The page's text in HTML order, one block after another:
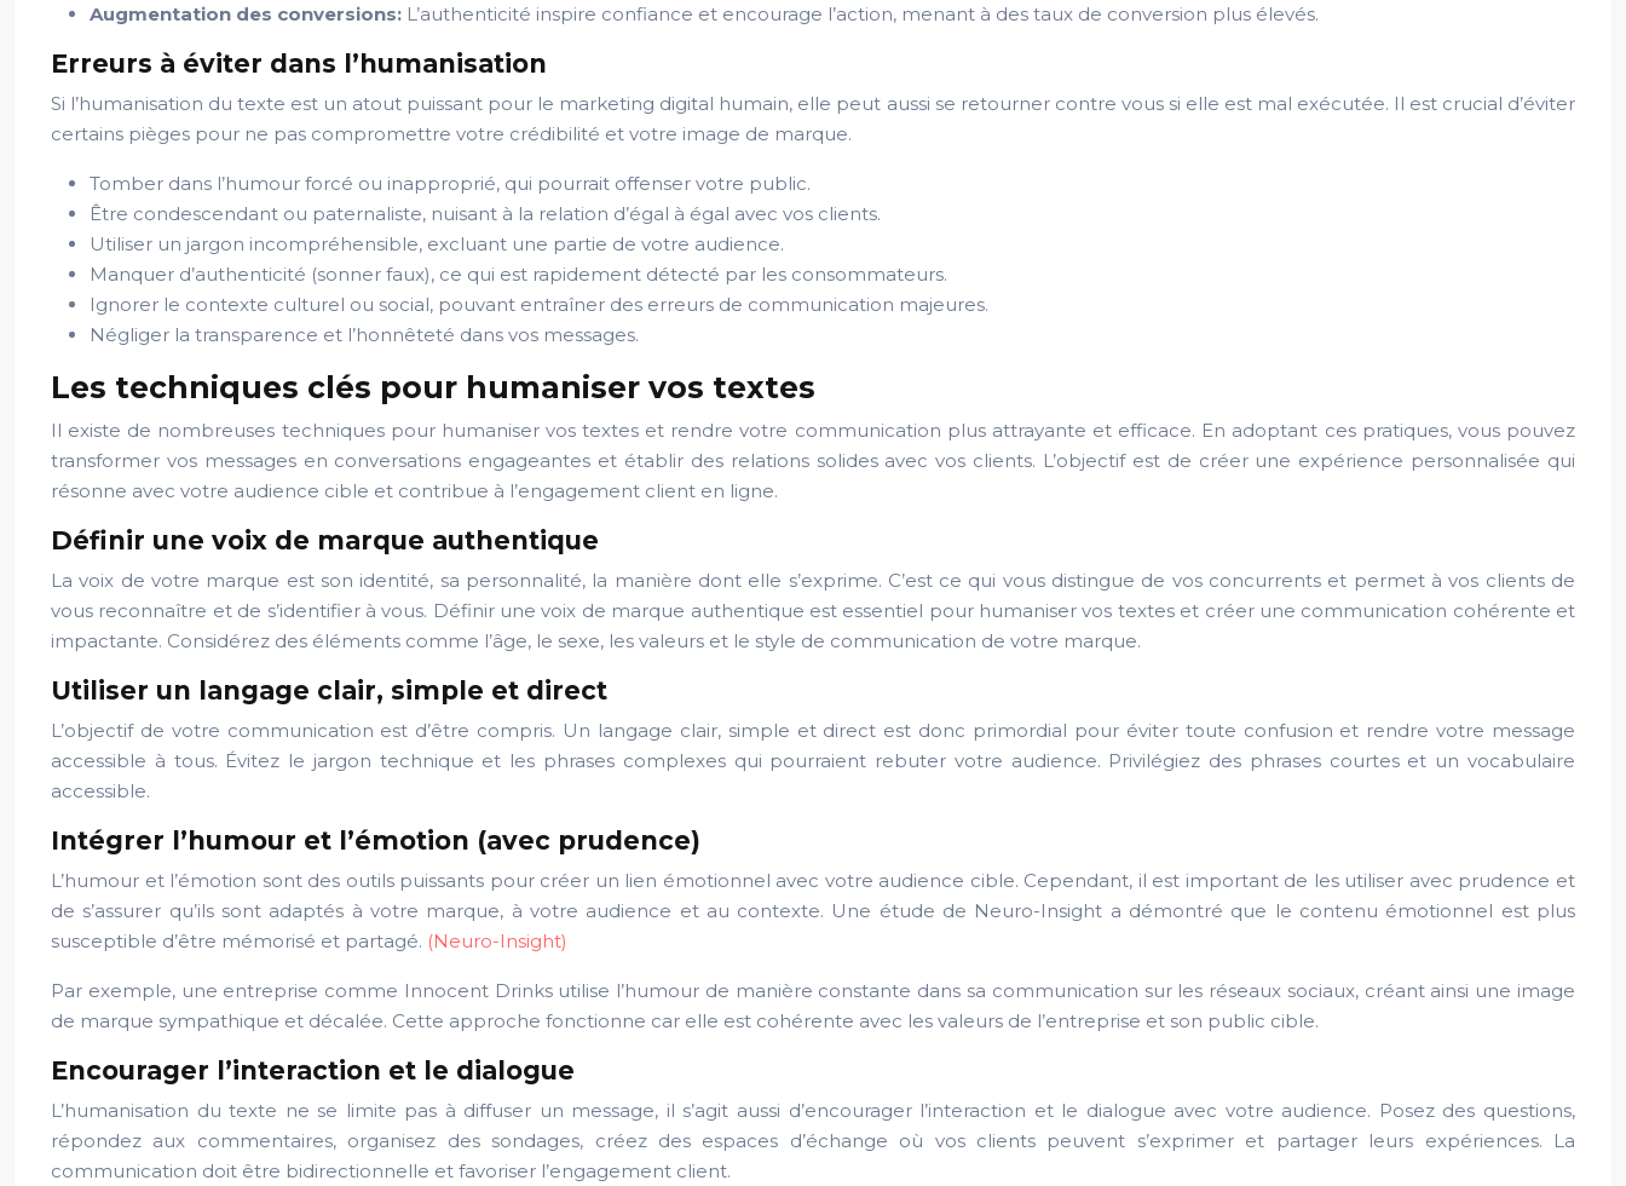
Augmentation des conversions: L’authenticité inspire confiance et encourage l’action, menant à des taux de conversion plus élevés.
Erreurs à éviter dans l’humanisation
Si l’humanisation du texte est un atout puissant pour le marketing digital humain, elle peut aussi se retourner contre vous si elle est mal exécutée. Il est crucial d’éviter
certains pièges pour ne pas compromettre votre crédibilité et votre image de marque.
Tomber dans l’humour forcé ou inapproprié, qui pourrait offenser votre public.
Être condescendant ou paternaliste, nuisant à la relation d’égal à égal avec vos clients.
Utiliser un jargon incompréhensible, excluant une partie de votre audience.
Manquer d’authenticité (sonner faux), ce qui est rapidement détecté par les consommateurs.
Ignorer le contexte culturel ou social, pouvant entraîner des erreurs de communication majeures.
Négliger la transparence et l’honnêteté dans vos messages.
Les techniques clés pour humaniser vos textes
Il existe de nombreuses techniques pour humaniser vos textes et rendre votre communication plus attrayante et efficace. En adoptant ces pratiques, vous pouvez
transformer vos messages en conversations engageantes et établir des relations solides avec vos clients. L’objectif est de créer une expérience personnalisée qui
résonne avec votre audience cible et contribue à l’engagement client en ligne.
Définir une voix de marque authentique
La voix de votre marque est son identité, sa personnalité, la manière dont elle s’exprime. C’est ce qui vous distingue de vos concurrents et permet à vos clients de
vous reconnaître et de s’identifier à vous. Définir une voix de marque authentique est essentiel pour humaniser vos textes et créer une communication cohérente et
impactante. Considérez des éléments comme l’âge, le sexe, les valeurs et le style de communication de votre marque.
Utiliser un langage clair, simple et direct
L’objectif de votre communication est d’être compris. Un langage clair, simple et direct est donc primordial pour éviter toute confusion et rendre votre message
accessible à tous. Évitez le jargon technique et les phrases complexes qui pourraient rebuter votre audience. Privilégiez des phrases courtes et un vocabulaire
accessible.
Intégrer l’humour et l’émotion (avec prudence)
L’humour et l’émotion sont des outils puissants pour créer un lien émotionnel avec votre audience cible. Cependant, il est important de les utiliser avec prudence et
de s’assurer qu’ils sont adaptés à votre marque, à votre audience et au contexte. Une étude de Neuro-Insight a démontré que le contenu émotionnel est plus
susceptible d’être mémorisé et partagé. (Neuro-Insight)
Par exemple, une entreprise comme Innocent Drinks utilise l’humour de manière constante dans sa communication sur les réseaux sociaux, créant ainsi une image
de marque sympathique et décalée. Cette approche fonctionne car elle est cohérente avec les valeurs de l’entreprise et son public cible.
Encourager l’interaction et le dialogue
L’humanisation du texte ne se limite pas à diffuser un message, il s’agit aussi d’encourager l’interaction et le dialogue avec votre audience. Posez des questions,
répondez aux commentaires, organisez des sondages, créez des espaces d’échange où vos clients peuvent s’exprimer et partager leurs expériences. La
communication doit être bidirectionnelle et favoriser l’engagement client.